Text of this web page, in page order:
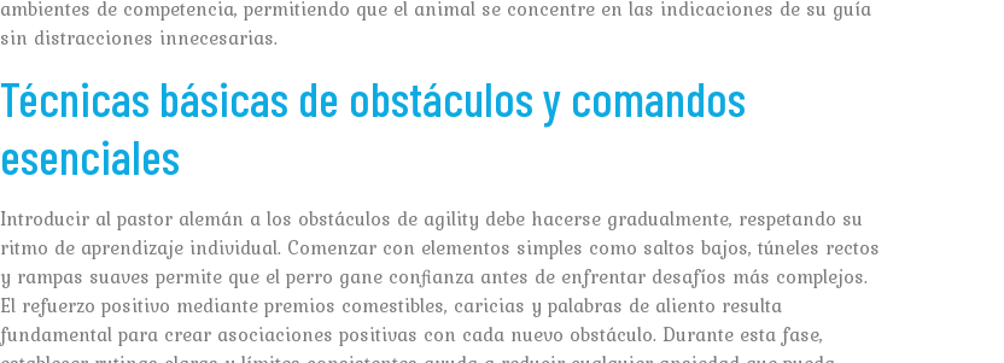
ambientes de competencia, permitiendo que el animal se concentre en las indicaciones de su guía
sin distracciones innecesarias.
Técnicas básicas de obstáculos y comandos
esenciales
Introducir al pastor alemán a los obstáculos de agility debe hacerse gradualmente, respetando su
ritmo de aprendizaje individual. Comenzar con elementos simples como saltos bajos, túneles rectos
y rampas suaves permite que el perro gane confianza antes de enfrentar desafíos más complejos.
El refuerzo positivo mediante premios comestibles, caricias y palabras de aliento resulta
fundamental para crear asociaciones positivas con cada nuevo obstáculo. Durante esta fase,